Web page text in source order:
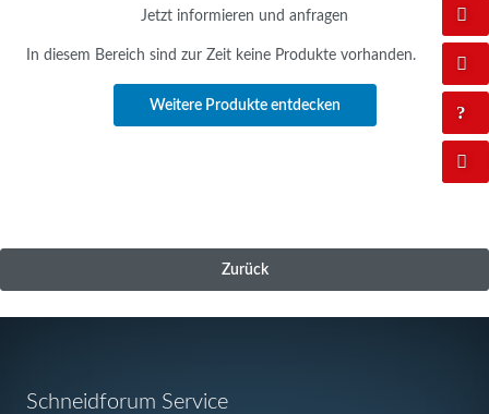
Jetzt informieren und anfragen
In diesem Bereich sind zur Zeit keine Produkte vorhanden.
Weitere Produkte entdecken
Zurück
Schneidforum Service